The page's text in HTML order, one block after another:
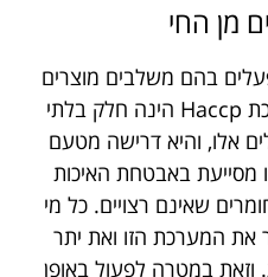
מן החי
בהם משלבים מוצרים
מן החי בתהליכי הייצור. מערכת Haccp הינה חלק בלתי
אלו, והיא דרישה מטעם
באבטחת האיכות
שאינם רצויים. כל מי
את המערכת הזו ואת יתר
במטרה לפעול באופן